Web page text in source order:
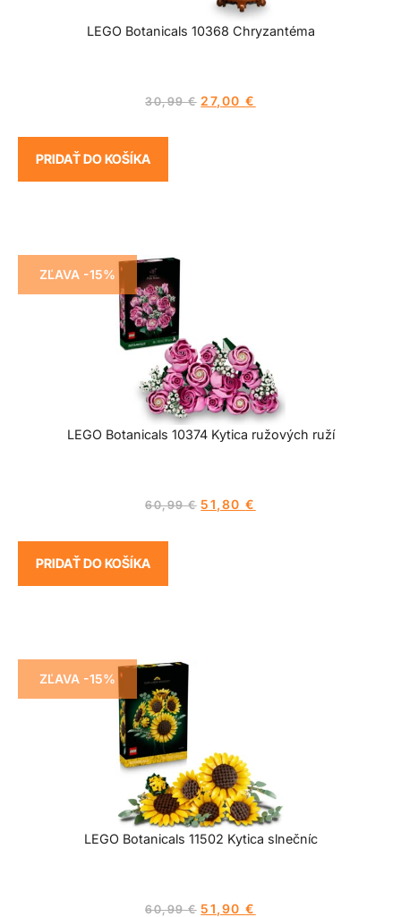
LEGO Botanicals 10368 Chryzantéma
30,99€ 27,00€
PRIDAŤ DO KOŠÍKA
ZĽAVA -15%
LEGO Botanicals 10374 Kytica ružových ruží
60,99€ 51,80€
PRIDAŤ DO KOŠÍKA
ZĽAVA -15%
LEGO Botanicals 11502 Kytica slnečníc
60,99€ 51,90€